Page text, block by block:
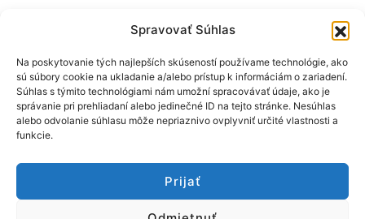
Spravovať Súhlas
Na poskytovanie tých najlepších skúseností používame technológie, ako
sú súbory cookie na ukladanie a/alebo prístup k informáciám o zariadení.
Súhlas s týmito technológiami nám umožní spracovávať údaje, ako je
správanie pri prehliadaní alebo jedinečné ID na tejto stránke. Nesúhlas
alebo odvolanie súhlasu môže nepriaznivo ovplyvniť určité vlastnosti a
funkcie.
Prijať
Hybe
23°C
vietor: 3.8 m/s NE